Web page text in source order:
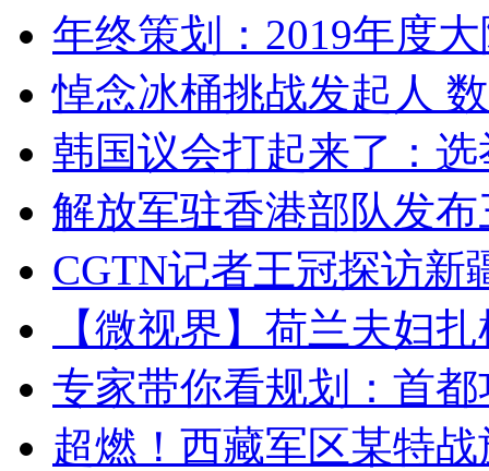
年终策划：2019年度
悼念冰桶挑战发起人
韩国议会打起来了：
解放军驻香港部队发
CGTN记者王冠探访新
【微视界】荷兰夫妇
专家带你看规划：首
超燃！西藏军区某特